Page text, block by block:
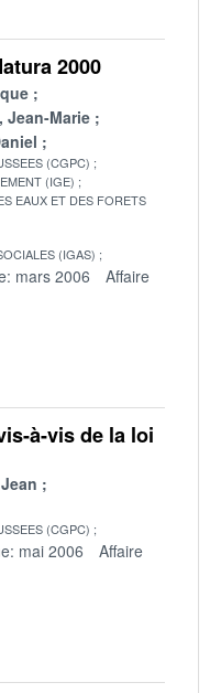
2000
Jean-Marie
(CGPC)
(IGE)
EAUX ET DES FORETS
(IGAS)
mars 2006
Affaire
à-vis de la loi
(CGPC)
mai 2006
Affaire